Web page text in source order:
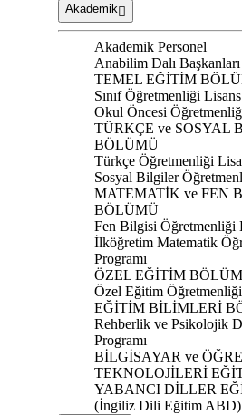
Akademik
Akademik Personel
Anabilim Dalı Başkanları
TEMEL EĞİTİM
Sınıf Öğretmenliği
Okul Öncesi
TÜRKÇE ve SOSYAL
BÖLÜMÜ
Türkçe Öğretmenliği
Sosyal Bilgiler
MATEMATİK ve FEN
BÖLÜMÜ
Fen Bilgisi Öğretmenliği
İlköğretim Matematik
Programı
ÖZEL EĞİTİM
Özel Eğitim Öğretmenliği
EĞİTİM BİLİMLERİ
Rehberlik ve Psikolojik
Programı
BİLGİSAYAR ve
TEKNOLOJİLERİ
YABANCI DİLLER
(İngiliz Dili Eğitim ABD)